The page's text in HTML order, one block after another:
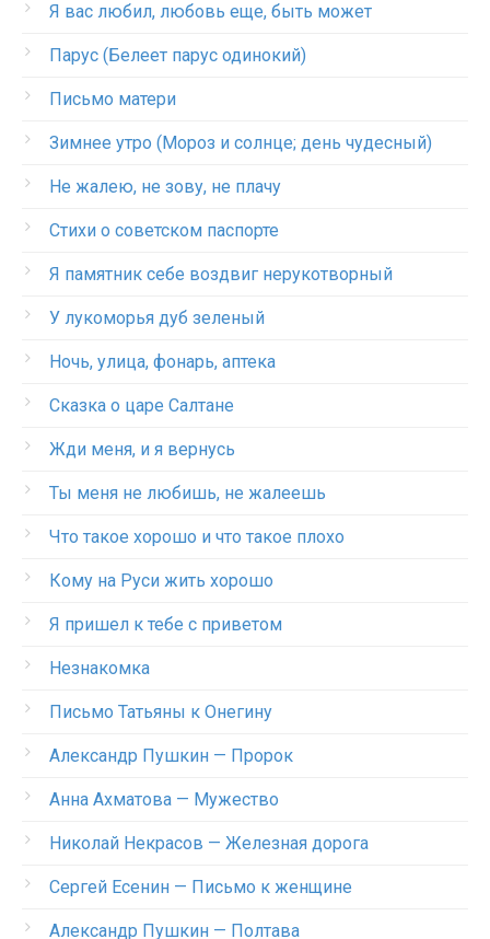
Я вас любил, любовь еще, быть может
Парус (Белеет парус одинокий)
Письмо матери
Зимнее утро (Мороз и солнце; день чудесный)
Не жалею, не зову, не плачу
Стихи о советском паспорте
Я памятник себе воздвиг нерукотворный
У лукоморья дуб зеленый
Ночь, улица, фонарь, аптека
Сказка о царе Салтане
Жди меня, и я вернусь
Ты меня не любишь, не жалеешь
Что такое хорошо и что такое плохо
Кому на Руси жить хорошо
Я пришел к тебе с приветом
Незнакомка
Письмо Татьяны к Онегину
Александр Пушкин — Пророк
Анна Ахматова — Мужество
Николай Некрасов — Железная дорога
Сергей Есенин — Письмо к женщине
Александр Пушкин — Полтава